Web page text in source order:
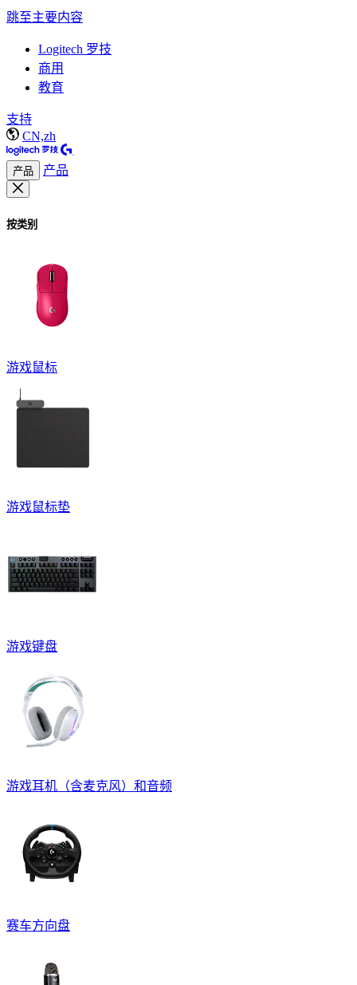
跳至主要内容
Logitech 罗技
商用
教育
支持
CN,zh
产品 产品
按类别
游戏鼠标
游戏鼠标垫
游戏键盘
游戏耳机（含麦克风）和音频
赛车方向盘